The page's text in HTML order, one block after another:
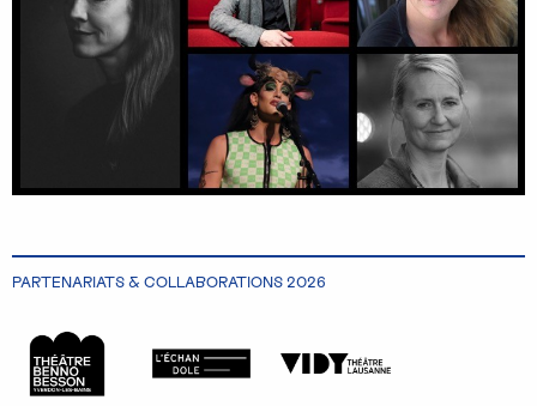
PARTENARIATS & COLLABORATIONS 2026